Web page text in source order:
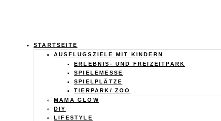
Calistas
Traum
STARTSEITE
AUSFLUGSZIELE MIT KINDERN
ERLEBNIS- UND FREIZEITPARK
SPIELEMESSE
SPIELPLÄTZE
TIERPARK/ ZOO
MAMA GLOW
DIY
LIFESTYLE